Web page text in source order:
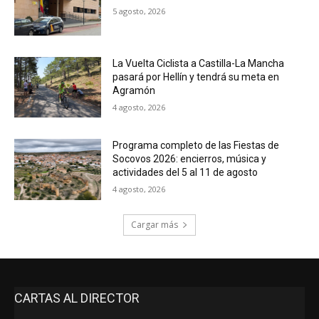
5 agosto, 2026
La Vuelta Ciclista a Castilla-La Mancha
pasará por Hellín y tendrá su meta en
Agramón
4 agosto, 2026
Programa completo de las Fiestas de
Socovos 2026: encierros, música y
actividades del 5 al 11 de agosto
4 agosto, 2026
Cargar más
CARTAS AL DIRECTOR